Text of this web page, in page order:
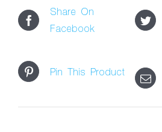
Share On
Facebook
Pin This Product